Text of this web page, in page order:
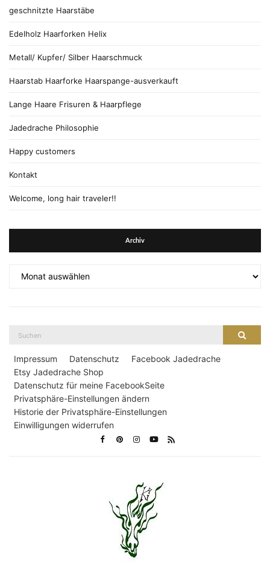
geschnitzte Haarstäbe
Edelholz Haarforken Helix
Metall/ Kupfer/ Silber Haarschmuck
Haarstab Haarforke Haarspange-ausverkauft
Lange Haare Frisuren & Haarpflege
Jadedrache Philosophie
Happy customers
Kontakt
Welcome, long hair traveler!!
Archiv
Impressum Datenschutz
Facebook Jadedrache
Etsy Jadedrache Shop
Datenschutz für meine FacebookSeite
Privatsphäre-Einstellungen ändern
Historie der Privatsphäre-Einstellungen
Einwilligungen widerrufen